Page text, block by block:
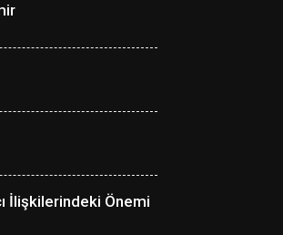
İlişkilerindeki Önemi